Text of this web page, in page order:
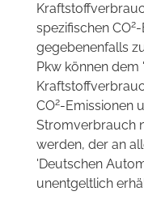
spezifischen CO2-
gegebenenfalls
Pkw können
CO2-Emissionen
Stromverbrauch
werden, der an
'Deutschen
unentgeltlich